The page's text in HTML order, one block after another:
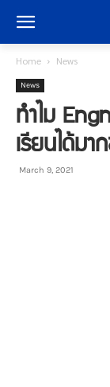
Home News
News
ทำไม
เรียนได้ม
March 9, 2021